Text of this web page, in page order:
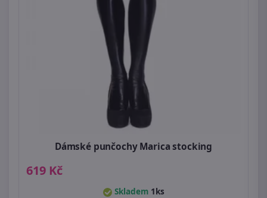
Dámské punčochy Marica stocking
619 Kč
Skladem 1ks